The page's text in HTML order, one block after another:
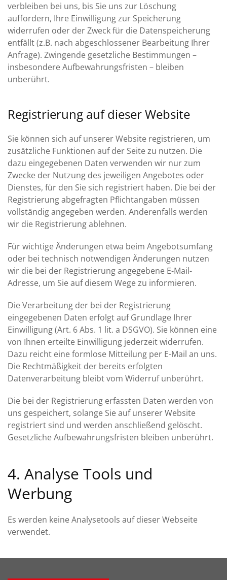
verbleiben bei uns, bis Sie uns zur Löschung
auffordern, Ihre Einwilligung zur Speicherung
widerrufen oder der Zweck für die Datenspeicherung
entfällt (z.B. nach abgeschlossener Bearbeitung Ihrer
Anfrage). Zwingende gesetzliche Bestimmungen –
insbesondere Aufbewahrungsfristen – bleiben
unberührt.
Registrierung auf dieser Website
Sie können sich auf unserer Website registrieren, um
zusätzliche Funktionen auf der Seite zu nutzen. Die
dazu eingegebenen Daten verwenden wir nur zum
Zwecke der Nutzung des jeweiligen Angebotes oder
Dienstes, für den Sie sich registriert haben. Die bei der
Registrierung abgefragten Pflichtangaben müssen
vollständig angegeben werden. Anderenfalls werden
wir die Registrierung ablehnen.
Für wichtige Änderungen etwa beim Angebotsumfang
oder bei technisch notwendigen Änderungen nutzen
wir die bei der Registrierung angegebene E-Mail-
Adresse, um Sie auf diesem Wege zu informieren.
Die Verarbeitung der bei der Registrierung
eingegebenen Daten erfolgt auf Grundlage Ihrer
Einwilligung (Art. 6 Abs. 1 lit. a DSGVO). Sie können eine
von Ihnen erteilte Einwilligung jederzeit widerrufen.
Dazu reicht eine formlose Mitteilung per E-Mail an uns.
Die Rechtmäßigkeit der bereits erfolgten
Datenverarbeitung bleibt vom Widerruf unberührt.
Die bei der Registrierung erfassten Daten werden von
uns gespeichert, solange Sie auf unserer Website
registriert sind und werden anschließend gelöscht.
Gesetzliche Aufbewahrungsfristen bleiben unberührt.
4. Analyse Tools und
Werbung
Es werden keine Analysetools auf dieser Webseite
verwendet.